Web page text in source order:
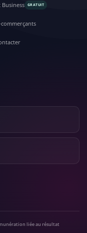
GRATUIT
liée au résultat